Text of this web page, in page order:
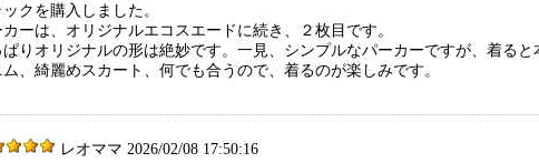
クを購入しました。
ーは、オリジナルエコスエードに続き、２枚目です。
ぱりオリジナルの形は絶妙です。一見、シンプルなパーカーですが、着ると
、綺麗めスカート、何でも合うので、着るのが楽しみです。
レオママ 2026/02/08 17:50:16